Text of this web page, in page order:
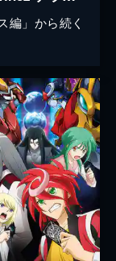
編」から続く